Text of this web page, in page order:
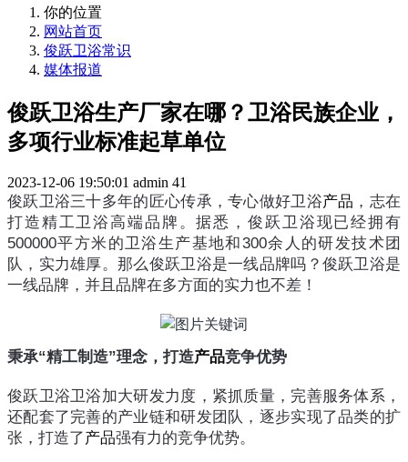
你的位置
网站首页
俊跃卫浴常识
媒体报道
俊跃卫浴生产厂家在哪？卫浴民族企业，
多项行业标准起草单位
2023-12-06 19:50:01 admin 41
俊跃卫浴三十多年的匠心传承，专心做好卫浴产品 ，志在
打造精工卫浴高端品牌。据悉，俊跃卫浴现已经拥有
500000平方米的卫浴生产基地和300余人的研发技术团
队，实力雄厚。那么俊跃卫浴是一线品牌吗？俊跃卫浴是
一线品牌，并且品牌在多方面的实力也不差！
秉承“精工制造”理念，打造产品竞争优势
俊跃卫浴卫浴加大研发力度，紧抓质量，完善服务体系，
还配套了完善的产业链和研发团队，逐步实现了品类的扩
张，打造了产品强有力的竞争优势。